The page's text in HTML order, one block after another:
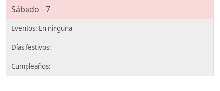
Sábado - 7